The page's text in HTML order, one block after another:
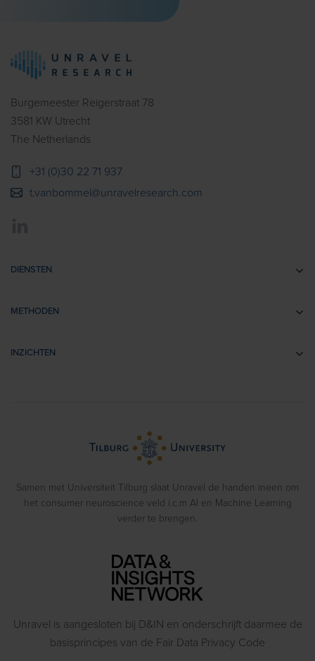
Burgemeester Reigerstraat 78
3581 KW Utrecht
The Netherlands
+31 (0)30 22 71 937
t.vanbommel@unravelresearch.com
DIENSTEN
Retail- & Shopperonderzoek
METHODEN
INZICHTEN
Samen met Universiteit Tilburg slaat Unravel de handen ineen om
het consumer neuroscience veld i.c.m AI en Machine Learning
verder te brengen.
Unravel is aangesloten bij D&IN en onderschrijft daarmee de
basisprincipes van de Fair Data Privacy Code